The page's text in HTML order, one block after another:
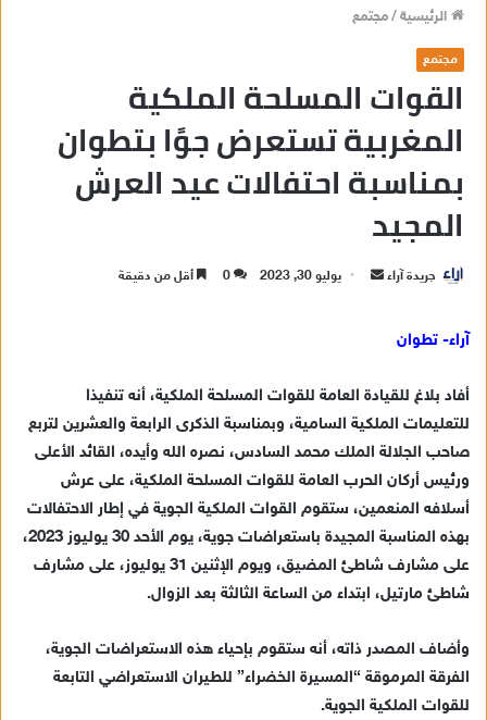
الرئيسية/مجتمع
مجتمع
القوات المسلحة الملكية
المغربية تستعرض جوًا بتطوان
بمناسبة احتفالات عيد العرش
المجيد
جريدة آراء
ي
د
ا
إ
ل
ك
ت
ن
يوليو 30, 2023 0 أقل من دقيقة
آراء- تطوان
أفاد بلاغ للقيادة العامة للقوات المسلحة الملكية، أنه تنفيذا
للتعليمات الملكية السامية، وبمناسبة الذكرى الرابعة والعشرين لتربع
صاحب الجلالة الملك محمد السادس، نصره الله وأيده، القائد الأعلى
ورئيس أركان الحرب العامة للقوات المسلحة الملكية، على عرش
أسلافه المنعمين، ستقوم القوات الملكية الجوية في إطار الاحتفالات
بهذه المناسبة المجيدة باستعراضات جوية، يوم الأحد 30 يوليوز 2023،
على مشارف شاطئ المضيق، ويوم الإثنين 31 يوليوز، على مشارف
شاطئ مارتيل، ابتداء من الساعة الثالثة بعد الزوال.
وأضاف المصدر ذاته، أنه ستقوم بإحياء هذه الاستعراضات الجوية،
الفرقة المرموقة “المسيرة الخضراء” للطيران الاستعراضي التابعة
للقوات الملكية الجوية.